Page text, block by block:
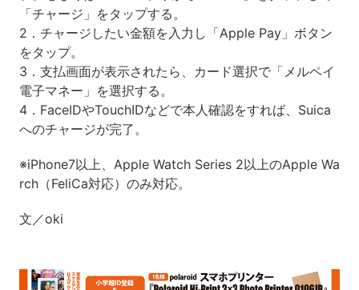
「チャージ」をタップする。
2．チャージしたい金額を入力し「Apple Pay」ボタン
をタップ。
3．支払画面が表示されたら、カード選択で「メルペイ
電子マネー」を選択する。
4．FaceIDやTouchIDなどで本人確認をすれば、Suica
へのチャージが完了。
※iPhone7以上、Apple Watch Series 2以上のApple Wa
rch（FeliCa対応）のみ対応。
文／oki